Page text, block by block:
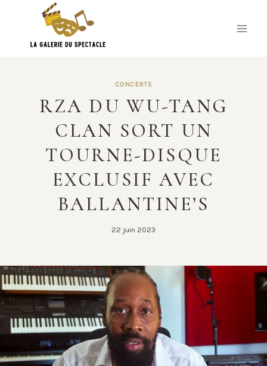
content
CONCERTS
RZA DU WU-TANG
CLAN SORT UN
TOURNE-DISQUE
EXCLUSIF AVEC
BALLANTINE’S
22 juin 2023